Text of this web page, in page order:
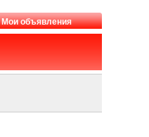
Мои объявления